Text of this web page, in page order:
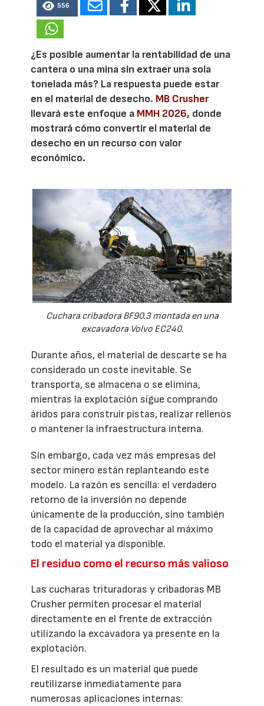
556
¿Es posible aumentar la rentabilidad de una
cantera o una mina sin extraer una sola
tonelada más? La respuesta puede estar
en el material de desecho. MB Crusher
llevará este enfoque a MMH 2026, donde
mostrará cómo convertir el material de
desecho en un recurso con valor
económico.
Cuchara cribadora BF90.3 montada en una
excavadora Volvo EC240.
Durante años, el material de descarte se ha
considerado un coste inevitable. Se
transporta, se almacena o se elimina,
mientras la explotación sigue comprando
áridos para construir pistas, realizar rellenos
o mantener la infraestructura interna.
Sin embargo, cada vez más empresas del
sector minero están replanteando este
modelo. La razón es sencilla: el verdadero
retorno de la inversión no depende
únicamente de la producción, sino también
de la capacidad de aprovechar al máximo
todo el material ya disponible.
El residuo como el recurso más valioso
Las cucharas trituradoras y cribadoras MB
Crusher permiten procesar el material
directamente en el frente de extracción
utilizando la excavadora ya presente en la
explotación.
El resultado es un material que puede
reutilizarse inmediatamente para
numerosas aplicaciones internas: